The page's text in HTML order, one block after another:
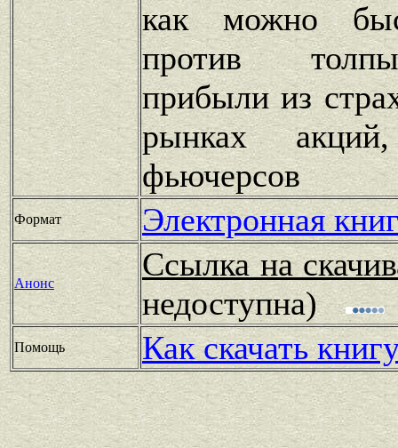
как можно
против
прибыли из
рынках
фьючерсов
Формат Электронная
Анонс
Ссылка на
недоступна)
Помощь Как скачать